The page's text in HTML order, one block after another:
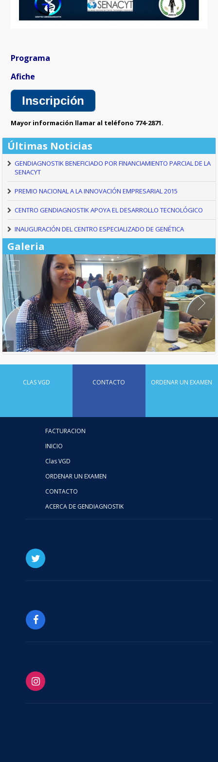
Programa
Afiche
Mayor información llamar al teléfono 774-2871.
Últimas Noticias
GENDIAGNOSTIK BENEFICIADO POR FINANCIAMIENTO PARCIAL DE LA
SENACYT
PREMIO NACIONAL A LA INNOVACIÓN EMPRESARIAL 2015
CENTRO GENDIAGNOSTIK APOYA EL DESARROLLO TECNOLÓGICO
INAUGURACIÓN DEL CENTRO ESPECIALIZADO DE GENÉTICA
Galeria
CLAS VGD CONTACTO ORDENAR UN EXAMEN
FACTURACION
INICIO
Clas VGD
ORDENAR UN EXAMEN
CONTACTO
ACERCA DE GENDIAGNOSTIK